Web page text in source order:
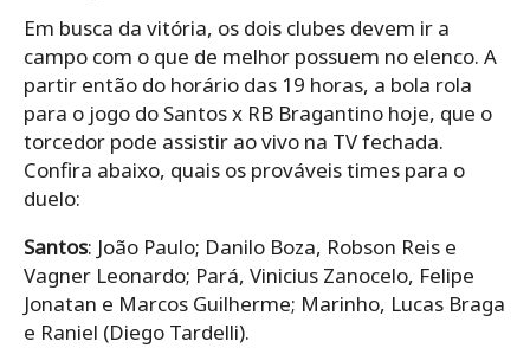
Em busca da vitória, os dois clubes devem ir a
campo com o que de melhor possuem no elenco. A
partir então do horário das 19 horas, a bola rola
para o jogo do Santos x RB Bragantino hoje, que o
torcedor pode assistir ao vivo na TV fechada.
Confira abaixo, quais os prováveis times para o
duelo:
Santos: João Paulo; Danilo Boza, Robson Reis e
Vagner Leonardo; Pará, Vinicius Zanocelo, Felipe
Jonatan e Marcos Guilherme; Marinho, Lucas Braga
e Raniel (Diego Tardelli).